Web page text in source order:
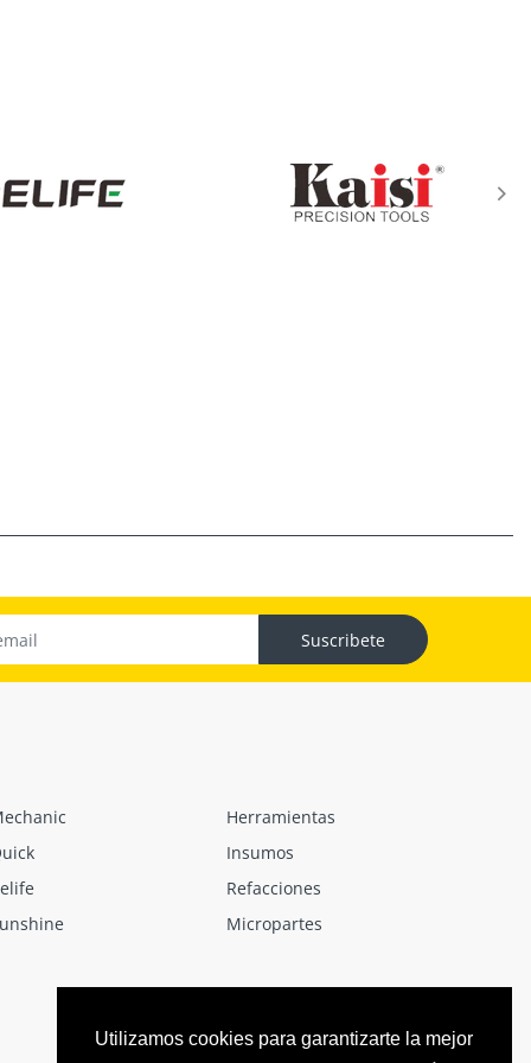
Utilizamos cookies para garantizarte la mejor
Suscribete
Herramientas
Insumos
Refacciones
Micropartes